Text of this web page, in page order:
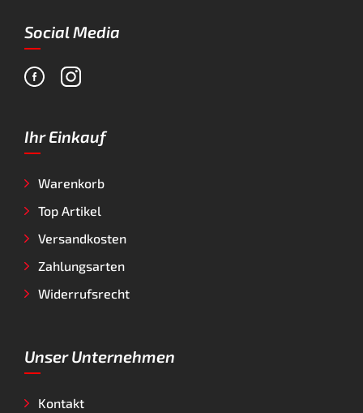
Social Media
Ihr Einkauf
Warenkorb
Top Artikel
Versandkosten
Zahlungsarten
Widerrufsrecht
Unser Unternehmen
Kontakt